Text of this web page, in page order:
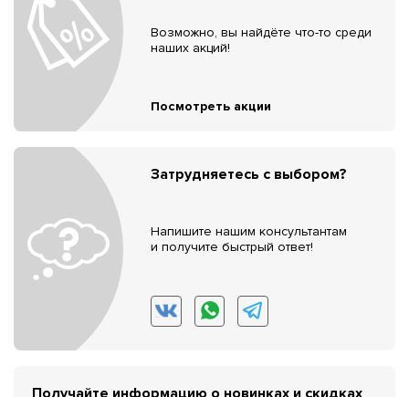
Возможно, вы найдёте что-то среди
наших акций!
Посмотреть акции
Затрудняетесь с выбором?
Напишите нашим консультантам
и получите быстрый ответ!
Получайте информацию о новинках и скидках